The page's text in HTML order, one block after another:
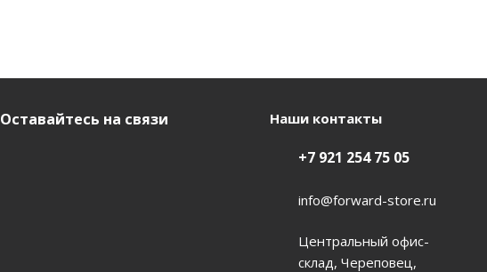
Оставайтесь на связи Наши контакты
+7 921 254 75 05
info@forward-store.ru
Центральный офис-
склад, Череповец,